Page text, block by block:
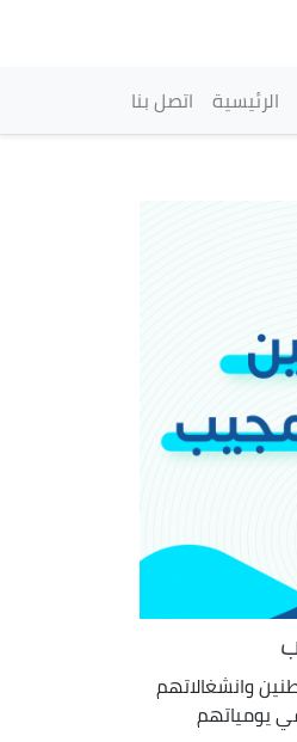
principale
الرئيسية اتصل بنا
وانشغالاتهم
يومياتهم